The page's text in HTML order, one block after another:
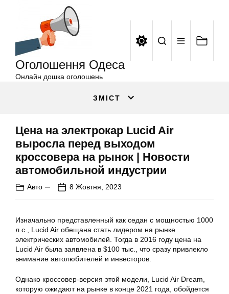
Оголошення Одеса
Онлайн дошка оголошень
ЗМІСТ
Цена на электрокар Lucid Air
выросла перед выходом
кроссовера на рынок | Новости
автомобильной индустрии
Авто 8 Жовтня, 2023
Изначально представленный как седан с мощностью 1000
л.с., Lucid Air обещана стать лидером на рынке
электрических автомобилей. Тогда в 2016 году цена на
Lucid Air была заявлена в $100 тыс., что сразу привлекло
внимание автолюбителей и инвесторов.
Однако кроссовер-версия этой модели, Lucid Air Dream,
которую ожидают на рынке в конце 2021 года, обойдется